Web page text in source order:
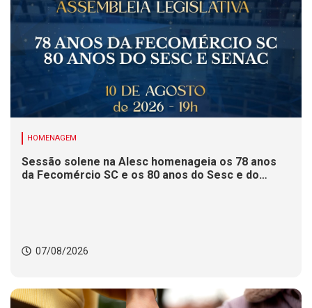
HOMENAGEM
Sessão solene na Alesc homenageia os 78 anos
da Fecomércio SC e os 80 anos do Sesc e do
07/08/2026